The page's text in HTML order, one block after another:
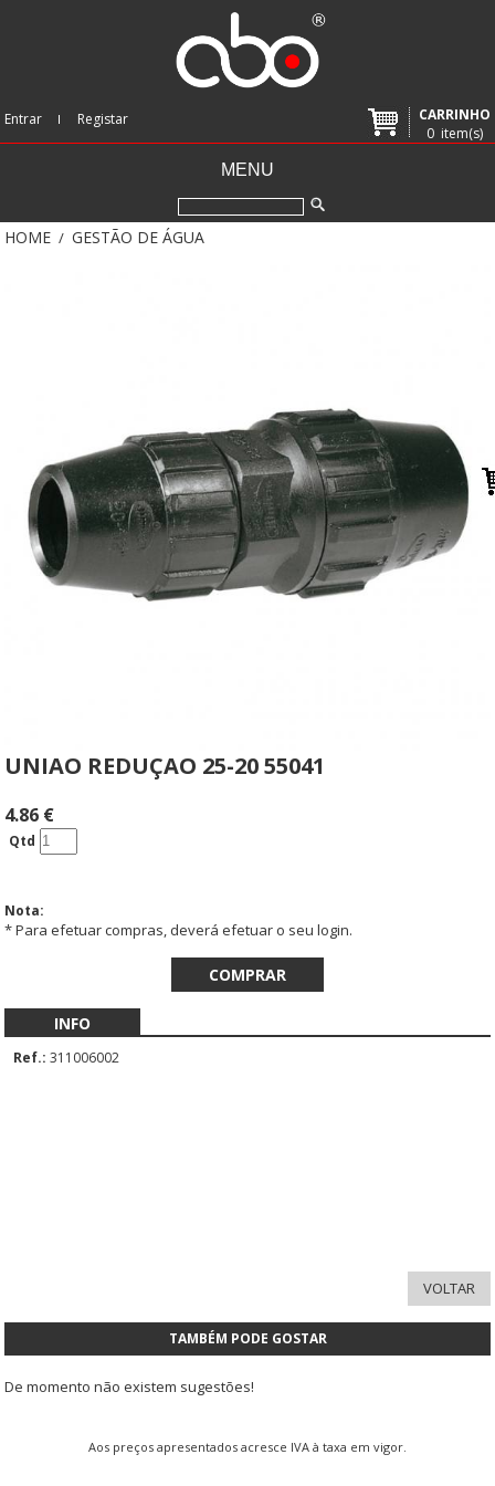
CARRINHO
0item(s)
Entrar Registar
MENU
HOME / GESTÃO DE ÁGUA
UNIAO REDUÇAO 25-20 55041
4.86 €
Qtd
Nota:
* Para efetuar compras, deverá efetuar o seu login.
INFO
Ref.: 311006002
TAMBÉM PODE GOSTAR
De momento não existem sugestões!
Aos preços apresentados acresce IVA à taxa em vigor.